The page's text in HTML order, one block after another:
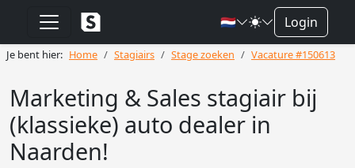
🇳🇱 Login
Je bent hier: Home Stagiairs Stage zoeken Vacature #150613
Marketing & Sales stagiair bij
(klassieke) auto dealer in
Naarden!